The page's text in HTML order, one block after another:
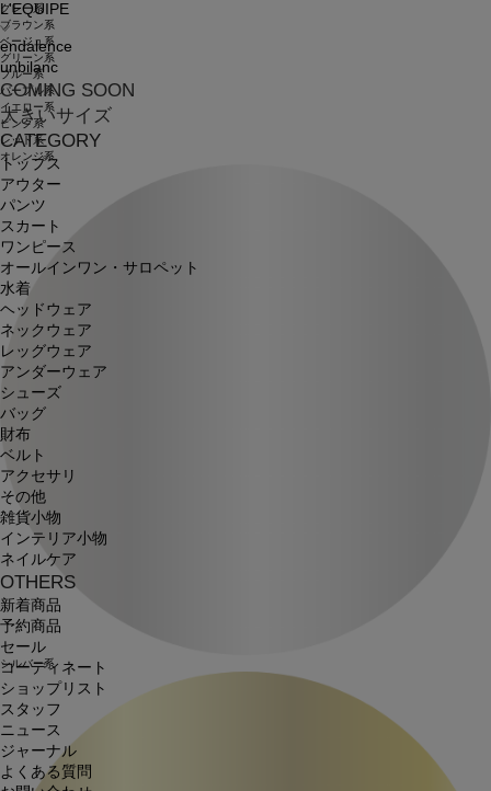
L'EQUIPE
endalence
unbilanc
COMING SOON
大きいサイズ
CATEGORY
トップス
アウター
パンツ
スカート
ワンピース
オールインワン・サロペット
水着
ヘッドウェア
ネックウェア
レッグウェア
アンダーウェア
シューズ
バッグ
財布
ベルト
アクセサリ
その他
雑貨小物
インテリア小物
ネイルケア
OTHERS
新着商品
予約商品
セール
コーディネート
ショップリスト
スタッフ
ニュース
ジャーナル
よくある質問
グレー系
ブラウン系
ベージュ系
グリーン系
ブルー系
パープル系
イエロー系
ピンク系
レッド系
オレンジ系
シルバー系